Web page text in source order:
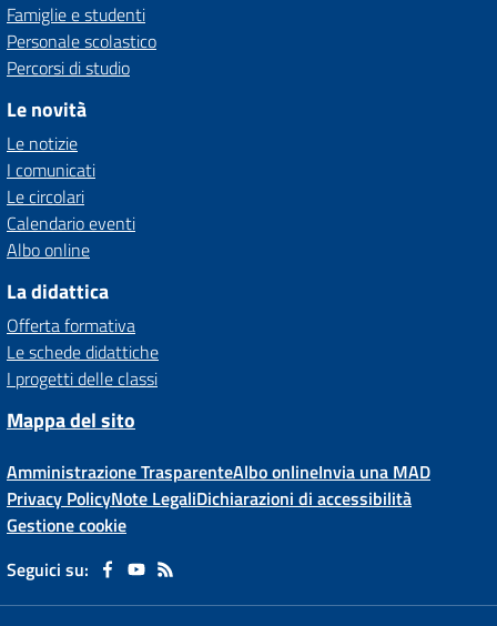
Famiglie e studenti
Personale scolastico
Percorsi di studio
Le novità
Le notizie
I comunicati
Le circolari
Calendario eventi
Albo online
La didattica
Offerta formativa
Le schede didattiche
I progetti delle classi
Mappa del sito
Amministrazione TrasparenteAlbo onlineInvia una MAD
Privacy PolicyNote LegaliDichiarazioni di accessibilità
Gestione cookie
Seguici su: